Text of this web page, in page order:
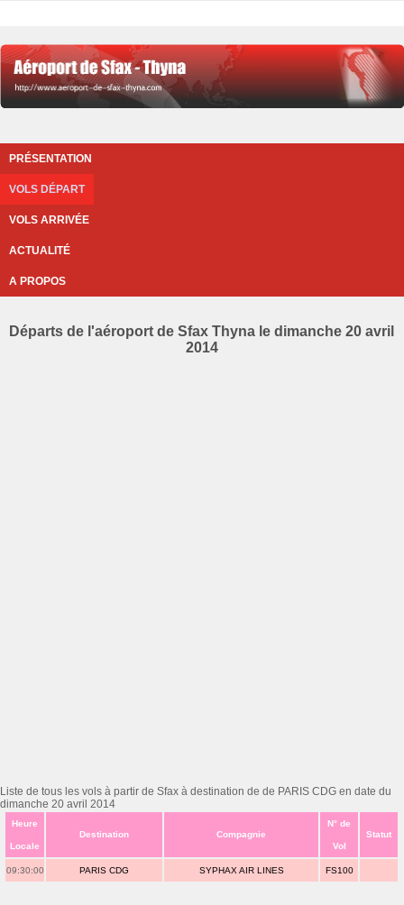
PRÉSENTATION
VOLS DÉPART
VOLS ARRIVÉE
ACTUALITÉ
A PROPOS
Départs de l'aéroport de Sfax Thyna le dimanche 20 avril
2014
Liste de tous les vols à partir de Sfax à destination de de PARIS CDG en date du
dimanche 20 avril 2014
Heure
Locale
Destination Compagnie
N° de
Vol
Statut
09:30:00 PARIS CDG SYPHAX AIR LINES FS100